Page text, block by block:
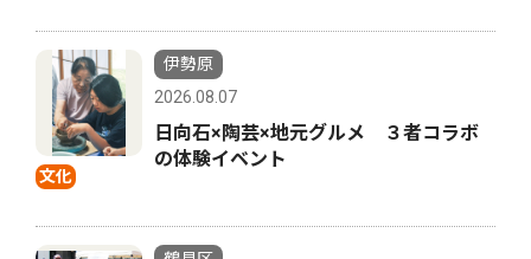
文化
伊勢原
2026.08.07
日向石×陶芸×地元グルメ ３者コラボ
の体験イベント